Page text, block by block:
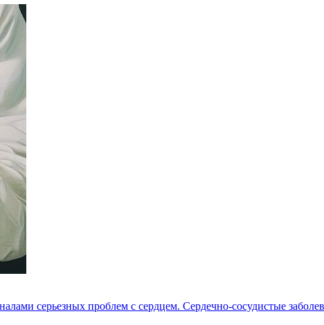
серьезных проблем с сердцем. Сердечно-сосудистые